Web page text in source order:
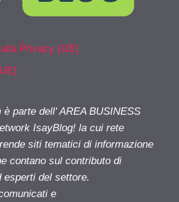
Privacy (UE)
parte dell' AREA BUSINESS
IsayBlog! la cui rete
siti tematici di informazione
contano sul contributo di
esperti del settore.
e